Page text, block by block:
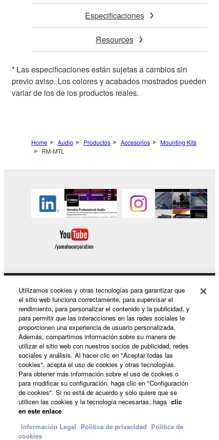
Especificaciones
Resources
* Las especificaciones están sujetas a cambios sin
previo aviso. Los colores y acabados mostrados pueden
variar de los de los productos reales.
Home Audio Productos Accesorios
Mounting Kits
RM-MTL
Productos y soluciones
Noticias
Acerca de Yamaha
España - Spanish
Consumer
Utilizamos cookies y otras tecnologías para garantizar que
el sitio web funciona correctamente, para supervisar el
rendimiento, para personalizar el contenido y la publicidad, y
para permitir que las interacciones en las redes sociales le
proporcionen una experiencia de usuario personalizada.
Además, compartimos información sobre su manera de
utilizar el sitio web con nuestros socios de publicidad, redes
sociales y análisis. Al hacer clic en "Aceptar todas las
cookies", acepta el uso de cookies y otras tecnologías.
Para obtener más información sobre el uso de cookies o
para modificar su configuración, haga clic en "Configuración
de cookies". Si no está de acuerdo y solo quiere que se
utilicen las cookies y la tecnología necesarias, haga clic
en este enlace.
Información Legal Politica de privacidad Política de
cookies